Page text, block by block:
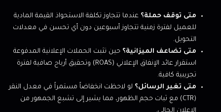
متى توقف حملة؟ عندما تتجاوز تكلفة الاستحواذ القيمة المادية
للعميل لفترة زمنية تتجاوز أسبوعين دون أي تحسن في معدلات
التحويل.
متى تضاعف الميزانية؟ حين تثبت الحملات الإعلانية المدفوعة
استقرار عائد الإنفاق الإعلاني (ROAS) وتحقيق أرباح صافية لفترة
تجريبية كافية.
متى تغير الرسائل؟ لو لاحظت انخفاضاً مستمراً في معدل النقر
(CTR) مع ثبات حجم الظهور، مما يشير إلى تشبع الجمهور من